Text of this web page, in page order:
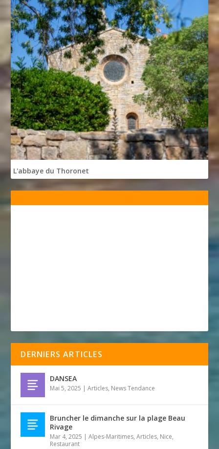
L'abbaye du Thoronet
DERNIERS ARTICLES
DANSEA
Mai 5, 2025 |Articles, News Tendance
Bruncher le dimanche sur la plage Beau
Rivage
Mar 4, 2025 |Alpes-Maritimes,Articles, Nice,
Restaurant